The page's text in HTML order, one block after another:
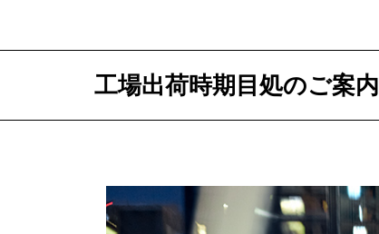
工場出荷時期目処のご案内